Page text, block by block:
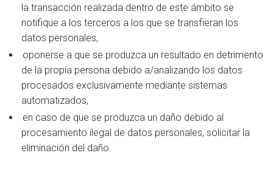
la transacción realizada dentro de este ámbito se
notifique a los terceros a los que se transfieran los
datos personales,
oponerse a que se produzca un resultado en detrimento
de la propia persona debido a/analizando los datos
procesados exclusivamente mediante sistemas
automatizados,
en caso de que se produzca un daño debido al
procesamiento ilegal de datos personales, solicitar la
eliminación del daño.